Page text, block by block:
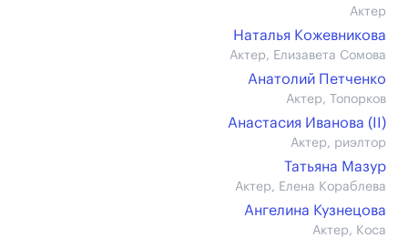
Актер
Наталья Кожевникова
Актер, Елизавета Сомова
Анатолий Петченко
Актер, Топорков
Анастасия Иванова (II)
Актер, риэлтор
Татьяна Мазур
Актер, Елена Кораблева
Ангелина Кузнецова
Актер, Коса